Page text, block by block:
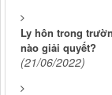
Ly hôn trong
nào giải quyết?
(21/06/2022)